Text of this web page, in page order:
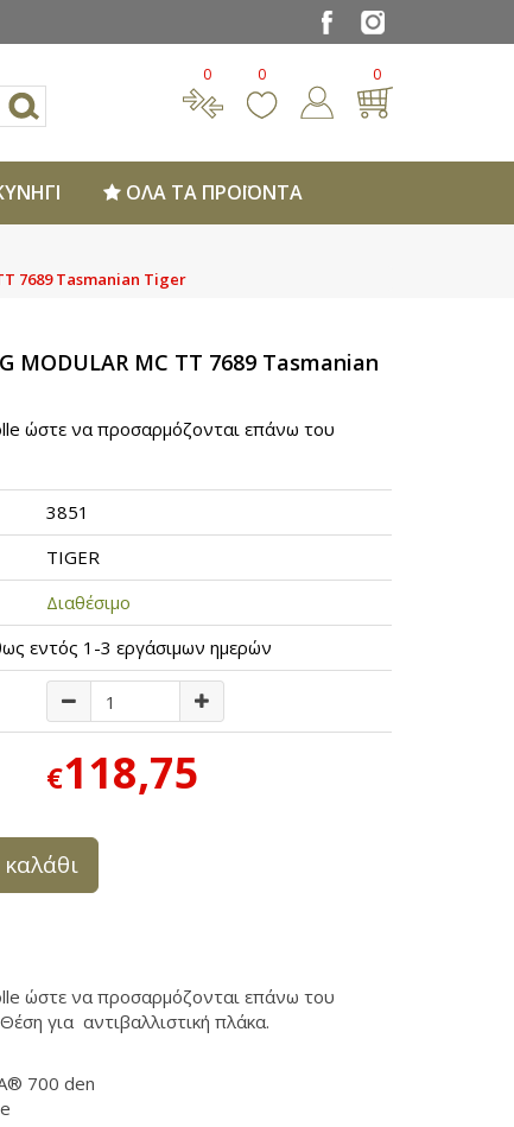
0 0 0
ΟΛΑ ΤΑ ΠΡΟΪΟΝΤΑ
7689 Tasmanian Tiger
MODULAR MC TT 7689 Tasmanian
ώστε να προσαρμόζονται επάνω του
3851
TIGER
Διαθέσιμο
εντός 1-3 εργάσιμων ημερών
€118,75
ώστε να προσαρμόζονται επάνω του
για αντιβαλλιστική πλάκα.
700 den